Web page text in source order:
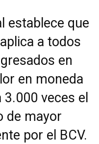
establece que
a todos
en
en moneda
veces el
de mayor
por el BCV.